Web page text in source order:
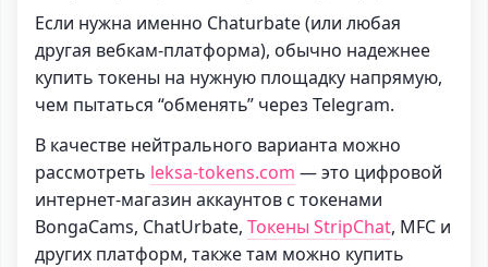
Если нужна именно Chaturbate (или любая
другая вебкам-платформа), обычно надежнее
купить токены на нужную площадку напрямую,
чем пытаться “обменять” через Telegram.
В качестве нейтрального варианта можно
рассмотреть leksa-tokens.com — это цифровой
интернет-магазин аккаунтов с токенами
BongaCams, ChatUrbate, Токены StripChat, MFC и
других платформ, также там можно купить